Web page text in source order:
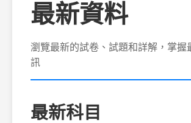
最新資料
瀏覽最新的試卷、試題和詳解，掌握
訊
最新科目